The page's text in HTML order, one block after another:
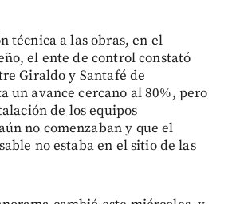
técnica a las obras, en el
el ente de control constató
Giraldo y Santafé de
un avance cercano al 80%, pero
de los equipos
no comenzaban y que el
no estaba en el sitio de las